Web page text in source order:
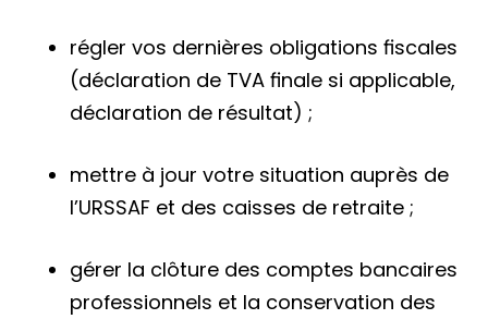
régler vos dernières obligations fiscales
(déclaration de TVA finale si applicable,
déclaration de résultat) ;
mettre à jour votre situation auprès de
l’URSSAF et des caisses de retraite ;
gérer la clôture des comptes bancaires
professionnels et la conservation des